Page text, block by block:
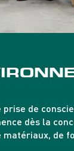
de
dès la
de